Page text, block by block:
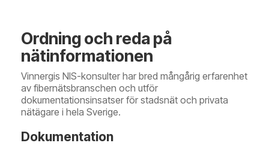
Ordning och reda på
nätinformationen
Vinnergis NIS-konsulter har bred mångårig erfarenhet
av fibernätsbranschen och utför
dokumentationsinsatser för stadsnät och privata
nätägare i hela Sverige.
Dokumentation